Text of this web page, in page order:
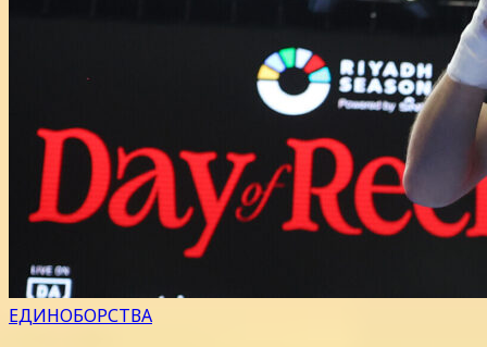
ЕДИНОБОРСТВА